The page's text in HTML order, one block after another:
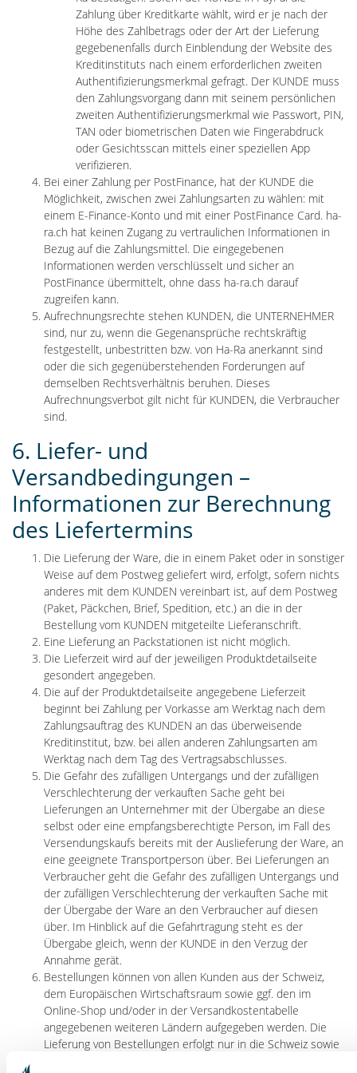
Zahlung über Kreditkarte wählt, wird er je nach der
Höhe des Zahlbetrags oder der Art der Lieferung
gegebenenfalls durch Einblendung der Website des
Kreditinstituts nach einem erforderlichen zweiten
Authentifizierungsmerkmal gefragt. Der KUNDE muss
den Zahlungsvorgang dann mit seinem persönlichen
zweiten Authentifizierungsmerkmal wie Passwort, PIN,
TAN oder biometrischen Daten wie Fingerabdruck
oder Gesichtsscan mittels einer speziellen App
verifizieren.
Bei einer Zahlung per PostFinance, hat der KUNDE die
Möglichkeit, zwischen zwei Zahlungsarten zu wählen: mit
einem E-Finance-Konto und mit einer PostFinance Card. ha-
ra.ch hat keinen Zugang zu vertraulichen Informationen in
Bezug auf die Zahlungsmittel. Die eingegebenen
Informationen werden verschlüsselt und sicher an
PostFinance übermittelt, ohne dass ha-ra.ch darauf
zugreifen kann.
Aufrechnungsrechte stehen KUNDEN, die UNTERNEHMER
sind, nur zu, wenn die Gegenansprüche rechtskräftig
festgestellt, unbestritten bzw. von Ha-Ra anerkannt sind
oder die sich gegenüberstehenden Forderungen auf
demselben Rechtsverhältnis beruhen. Dieses
Aufrechnungsverbot gilt nicht für KUNDEN, die Verbraucher
sind.
6. Liefer- und
Versandbedingungen –
Informationen zur Berechnung
des Liefertermins
Die Lieferung der Ware, die in einem Paket oder in sonstiger
Weise auf dem Postweg geliefert wird, erfolgt, sofern nichts
anderes mit dem KUNDEN vereinbart ist, auf dem Postweg
(Paket, Päckchen, Brief, Spedition, etc.) an die in der
Bestellung vom KUNDEN mitgeteilte Lieferanschrift.
Eine Lieferung an Packstationen ist nicht möglich.
Die Lieferzeit wird auf der jeweiligen Produktdetailseite
gesondert angegeben.
Die auf der Produktdetailseite angegebene Lieferzeit
beginnt bei Zahlung per Vorkasse am Werktag nach dem
Zahlungsauftrag des KUNDEN an das überweisende
Kreditinstitut, bzw. bei allen anderen Zahlungsarten am
Werktag nach dem Tag des Vertragsabschlusses.
Die Gefahr des zufälligen Untergangs und der zufälligen
Verschlechterung der verkauften Sache geht bei
Lieferungen an Unternehmer mit der Übergabe an diese
selbst oder eine empfangsberechtigte Person, im Fall des
Versendungskaufs bereits mit der Auslieferung der Ware, an
eine geeignete Transportperson über. Bei Lieferungen an
Verbraucher geht die Gefahr des zufälligen Untergangs und
der zufälligen Verschlechterung der verkauften Sache mit
der Übergabe der Ware an den Verbraucher auf diesen
über. Im Hinblick auf die Gefahrtragung steht es der
Übergabe gleich, wenn der KUNDE in den Verzug der
Annahme gerät.
Bestellungen können von allen Kunden aus der Schweiz,
dem Europäischen Wirtschaftsraum sowie ggf. den im
Online-Shop und/oder in der Versandkostentabelle
angegebenen weiteren Ländern aufgegeben werden. Die
Lieferung von Bestellungen erfolgt nur in die Schweiz sowie